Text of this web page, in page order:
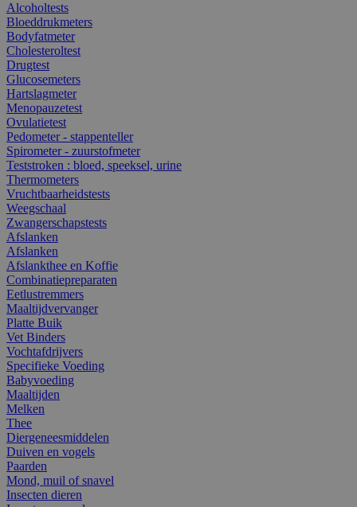
Alcoholtests
Bloeddrukmeters
Bodyfatmeter
Cholesteroltest
Drugtest
Glucosemeters
Hartslagmeter
Menopauzetest
Ovulatietest
Pedometer - stappenteller
Spirometer - zuurstofmeter
Teststroken : bloed, speeksel, urine
Thermometers
Vruchtbaarheidstests
Weegschaal
Zwangerschapstests
Afslanken
Afslanken
Afslankthee en Koffie
Combinatiepreparaten
Eetlustremmers
Maaltijdvervanger
Platte Buik
Vet Binders
Vochtafdrijvers
Specifieke Voeding
Babyvoeding
Maaltijden
Melken
Thee
Diergeneesmiddelen
Duiven en vogels
Paarden
Mond, muil of snavel
Insecten dieren